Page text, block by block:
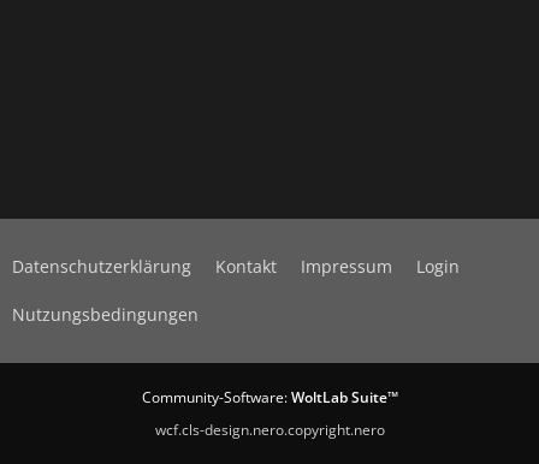
Datenschutzerklärung Kontakt Impressum Login
Nutzungsbedingungen
Community-Software:WoltLab Suite™
wcf.cls-design.nero.copyright.nero